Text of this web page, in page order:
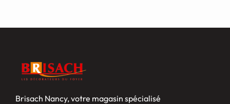
Brisach Nancy, votre magasin spécialisé